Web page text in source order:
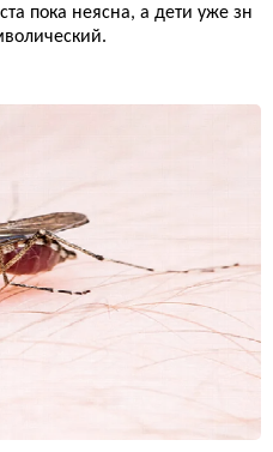
пока неясна, а дети уже зн